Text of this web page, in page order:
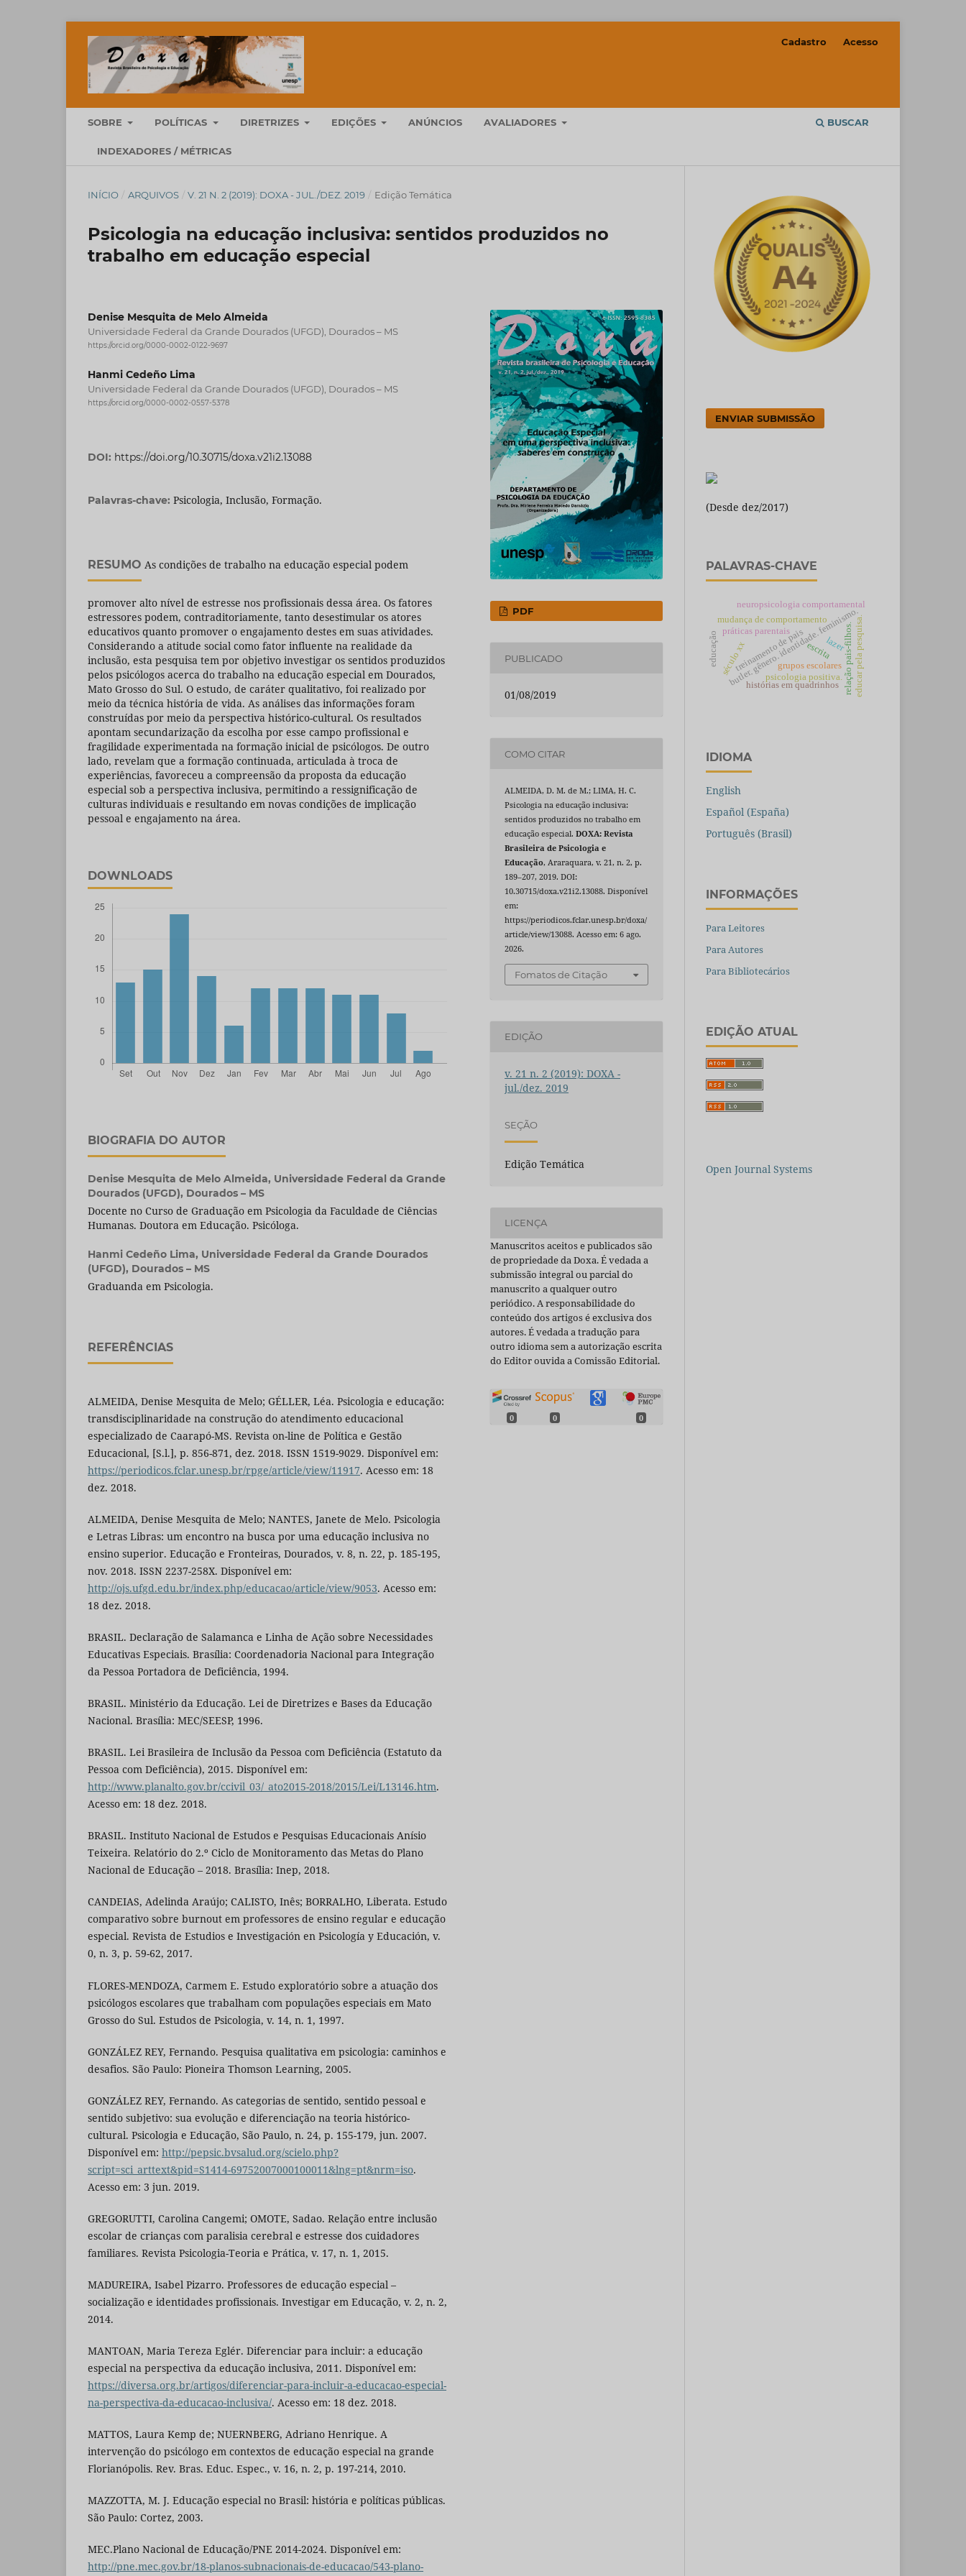
SOBRE POLÍTICAS DIRETRIZES EDIÇÕES ANÚNCIOS AVALIADORES
INDEXADORES / MÉTRICAS
BUSCAR
Cadastro Acesso
INÍCIO / ARQUIVOS / V. 21 N. 2 (2019): DOXA - JUL./DEZ. 2019 / Edição Temática
Psicologia na educação inclusiva: sentidos produzidos no
trabalho em educação especial
Denise Mesquita de Melo Almeida
Universidade Federal da Grande Dourados (UFGD), Dourados – MS
https://orcid.org/0000-0002-0122-9697
Hanmi Cedeño Lima
Universidade Federal da Grande Dourados (UFGD), Dourados – MS
https://orcid.org/0000-0002-0557-5378
DOI: https://doi.org/10.30715/doxa.v21i2.13088
Palavras-chave: Psicologia, Inclusão, Formação.
RESUMO As condições de trabalho na educação especial podem
promover alto nível de estresse nos profissionais dessa área. Os fatores
estressores podem, contraditoriamente, tanto desestimular os atores
educativos quanto promover o engajamento destes em suas atividades.
Considerando a atitude social como fator influente na realidade da
inclusão, esta pesquisa tem por objetivo investigar os sentidos produzidos
pelos psicólogos acerca do trabalho na educação especial em Dourados,
Mato Grosso do Sul. O estudo, de caráter qualitativo, foi realizado por
meio da técnica história de vida. As análises das informações foram
construídas por meio da perspectiva histórico-cultural. Os resultados
apontam secundarização da escolha por esse campo profissional e
fragilidade experimentada na formação inicial de psicólogos. De outro
lado, revelam que a formação continuada, articulada à troca de
experiências, favoreceu a compreensão da proposta da educação
especial sob a perspectiva inclusiva, permitindo a ressignificação de
culturas individuais e resultando em novas condições de implicação
pessoal e engajamento na área.
DOWNLOADS
BIOGRAFIA DO AUTOR
Denise Mesquita de Melo Almeida, Universidade Federal da Grande
Dourados (UFGD), Dourados – MS
Docente no Curso de Graduação em Psicologia da Faculdade de Ciências
Humanas. Doutora em Educação. Psicóloga.
Hanmi Cedeño Lima, Universidade Federal da Grande Dourados
(UFGD), Dourados – MS
Graduanda em Psicologia.
REFERÊNCIAS
ALMEIDA, Denise Mesquita de Melo; GÉLLER, Léa. Psicologia e educação:
transdisciplinaridade na construção do atendimento educacional
especializado de Caarapó-MS. Revista on-line de Política e Gestão
Educacional, [S.l.], p. 856-871, dez. 2018. ISSN 1519-9029. Disponível em:
https://periodicos.fclar.unesp.br/rpge/article/view/11917. Acesso em: 18
dez. 2018.
ALMEIDA, Denise Mesquita de Melo; NANTES, Janete de Melo. Psicologia
e Letras Libras: um encontro na busca por uma educação inclusiva no
ensino superior. Educação e Fronteiras, Dourados, v. 8, n. 22, p. 185-195,
nov. 2018. ISSN 2237-258X. Disponível em:
http://ojs.ufgd.edu.br/index.php/educacao/article/view/9053. Acesso em:
18 dez. 2018.
BRASIL. Declaração de Salamanca e Linha de Ação sobre Necessidades
Educativas Especiais. Brasília: Coordenadoria Nacional para Integração
da Pessoa Portadora de Deficiência, 1994.
BRASIL. Ministério da Educação. Lei de Diretrizes e Bases da Educação
Nacional. Brasília: MEC/SEESP, 1996.
BRASIL. Lei Brasileira de Inclusão da Pessoa com Deficiência (Estatuto da
Pessoa com Deficiência), 2015. Disponível em:
http://www.planalto.gov.br/ccivil_03/_ato2015-2018/2015/Lei/L13146.htm.
Acesso em: 18 dez. 2018.
BRASIL. Instituto Nacional de Estudos e Pesquisas Educacionais Anísio
Teixeira. Relatório do 2.º Ciclo de Monitoramento das Metas do Plano
Nacional de Educação – 2018. Brasília: Inep, 2018.
CANDEIAS, Adelinda Araújo; CALISTO, Inês; BORRALHO, Liberata. Estudo
comparativo sobre burnout em professores de ensino regular e educação
especial. Revista de Estudios e Investigación en Psicología y Educación, v.
0, n. 3, p. 59-62, 2017.
FLORES-MENDOZA, Carmem E. Estudo exploratório sobre a atuação dos
psicólogos escolares que trabalham com populações especiais em Mato
Grosso do Sul. Estudos de Psicologia, v. 14, n. 1, 1997.
GONZÁLEZ REY, Fernando. Pesquisa qualitativa em psicologia: caminhos e
desafios. São Paulo: Pioneira Thomson Learning, 2005.
GONZÁLEZ REY, Fernando. As categorias de sentido, sentido pessoal e
sentido subjetivo: sua evolução e diferenciação na teoria histórico-
cultural. Psicologia e Educação, São Paulo, n. 24, p. 155-179, jun. 2007.
Disponível em: http://pepsic.bvsalud.org/scielo.php?
script=sci_arttext&pid=S1414-69752007000100011&lng=pt&nrm=iso.
Acesso em: 3 jun. 2019.
GREGORUTTI, Carolina Cangemi; OMOTE, Sadao. Relação entre inclusão
escolar de crianças com paralisia cerebral e estresse dos cuidadores
familiares. Revista Psicologia-Teoria e Prática, v. 17, n. 1, 2015.
MADUREIRA, Isabel Pizarro. Professores de educação especial –
socialização e identidades profissionais. Investigar em Educação, v. 2, n. 2,
2014.
MANTOAN, Maria Tereza Eglér. Diferenciar para incluir: a educação
especial na perspectiva da educação inclusiva, 2011. Disponível em:
https://diversa.org.br/artigos/diferenciar-para-incluir-a-educacao-especial-
na-perspectiva-da-educacao-inclusiva/. Acesso em: 18 dez. 2018.
MATTOS, Laura Kemp de; NUERNBERG, Adriano Henrique. A
intervenção do psicólogo em contextos de educação especial na grande
Florianópolis. Rev. Bras. Educ. Espec., v. 16, n. 2, p. 197-214, 2010.
MAZZOTTA, M. J. Educação especial no Brasil: história e políticas públicas.
São Paulo: Cortez, 2003.
MEC.Plano Nacional de Educação/PNE 2014-2024. Disponível em:
http://pne.mec.gov.br/18-planos-subnacionais-de-educacao/543-plano-
PDF
PUBLICADO
01/08/2019
COMO CITAR
ALMEIDA, D. M. de M.; LIMA, H. C.
Psicologia na educação inclusiva:
sentidos produzidos no trabalho em
educação especial.DOXA: Revista
Brasileira de Psicologia e
Educação, Araraquara, v. 21, n. 2, p.
189–207, 2019. DOI:
10.30715/doxa.v21i2.13088. Disponível
em:
https://periodicos.fclar.unesp.br/doxa/
article/view/13088. Acesso em: 6 ago.
2026.
Fomatos de Citação
EDIÇÃO
v. 21 n. 2 (2019): DOXA -
jul./dez. 2019
SEÇÃO
Edição Temática
LICENÇA
Manuscritos aceitos e publicados são
de propriedade da Doxa. É vedada a
submissão integral ou parcial do
manuscrito a qualquer outro
periódico. A responsabilidade do
conteúdo dos artigos é exclusiva dos
autores. É vedada a tradução para
outro idioma sem a autorização escrita
do Editor ouvida a Comissão Editorial.
0 0 0
ENVIAR SUBMISSÃO
(Desde dez/2017)
PALAVRAS-CHAVE
butler. gênero. identidade. feminismo.
neuropsicologia comportamental
mudança de comportamento
treinamento de pais
práticas parentais relação pais-filhos.
histórias em quadrinhos
escrita educar pela pesquisa.
século xx grupos escolares
lazer
psicologia positiva.
educação
IDIOMA
English
Español (España)
Português (Brasil)
INFORMAÇÕES
Para Leitores
Para Autores
Para Bibliotecários
EDIÇÃO ATUAL
Open Journal Systems